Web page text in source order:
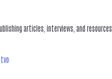
articles, interviews, and resources